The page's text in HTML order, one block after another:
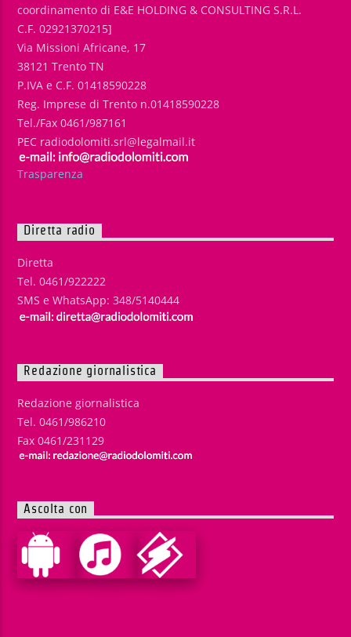
coordinamento di E&E HOLDING & CONSULTING S.R.L.
C.F. 02921370215]
Via Missioni Africane, 17
38121 Trento TN
P.IVA e C.F. 01418590228
Reg. Imprese di Trento n.01418590228
Tel./Fax 0461/987161
PEC radiodolomiti.srl@legalmail.it
Trasparenza
Diretta radio
Diretta
Tel. 0461/922222
SMS e WhatsApp: 348/5140444
Redazione giornalistica
Redazione giornalistica
Tel. 0461/986210
Fax 0461/231129
Ascolta con